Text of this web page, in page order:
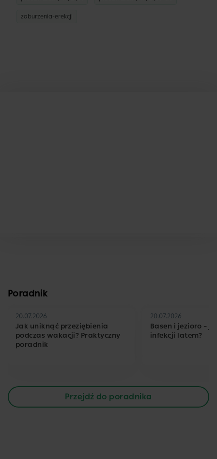
zaburzenia-erekcji
Poradnik
20.07.2026
Jak uniknąć przeziębienia
podczas wakacji? Praktyczny
poradnik
20.07.2026
Basen i jezioro –
infekcji latem?
Przejdź do poradnika